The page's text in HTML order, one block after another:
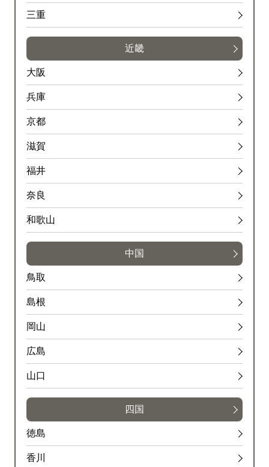
三重
近畿
大阪
兵庫
京都
滋賀
福井
奈良
和歌山
中国
鳥取
島根
岡山
広島
山口
四国
徳島
香川